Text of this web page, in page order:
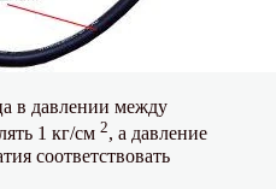
в давлении между
1 кг/см 2, а давление
соответствовать